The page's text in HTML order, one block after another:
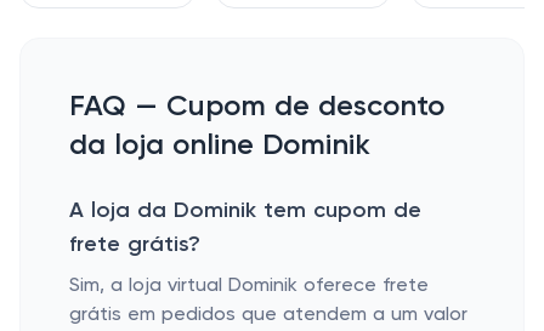
FAQ — Cupom de desconto
da loja online Dominik
A loja da Dominik tem cupom de
frete grátis?
Sim, a loja virtual Dominik oferece frete
grátis em pedidos que atendem a um valor